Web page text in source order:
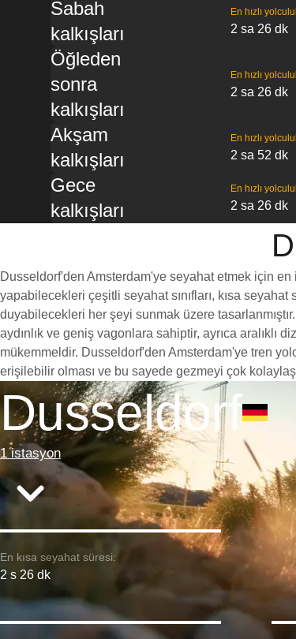
Sabah
kalkışları
En hızlı
2 sa 26 dk
Öğleden
sonra
kalkışları
En hızlı
2 sa 26 dk
Akşam
kalkışları
En hızlı
2 sa 52 dk
Gece
kalkışları
En hızlı
2 sa 26 dk
Dusseldorf'den Amsterdam'ye seyahat etmek için en
yapabilecekleri çeşitli seyahat sınıfları, kısa
duyabilecekleri her şeyi sunmak üzere
aydınlık ve geniş vagonlara sahiptir, ayrıca aralıklı
mükemmeldir. Dusseldorf'den Amsterdam'ye tren
erişilebilir olması ve bu sayede gezmeyi çok
Dusseldorf
1 istasyon
En kısa seyahat süresi:
2 s 26 dk